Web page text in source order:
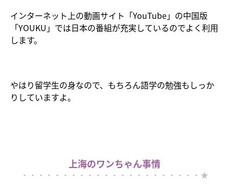
インターネット上の動画サイト「YouTube」の中国版
「YOUKU」では日本の番組が充実しているのでよく利用
します。
やはり留学生の身なので、もちろん語学の勉強もしっか
りしていますよ。
上海のワンちゃん事情
・・・・・・・・・・・・・・・・・・・・・・★